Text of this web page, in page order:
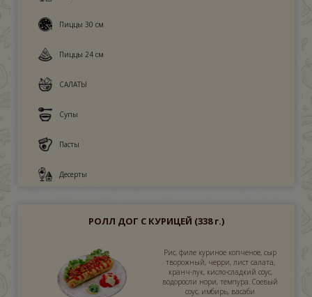
Пиццы 30 см
Пиццы 24 см
САЛАТЫ
Супы
Пасты
Десерты
РОЛЛ ДОГ С КУРИЦЕЙ (338 г.)
Рис, филе куриное копченое, сыр
творожный, черри, лист салата,
кранч-лук, кисло-сладкий соус,
водоросли нори, темпура. Соевый
соус, имбирь, васаби